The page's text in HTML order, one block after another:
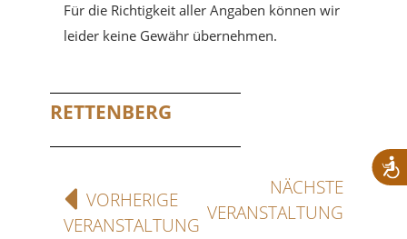
Für die Richtigkeit aller Angaben können wir
leider keine Gewähr übernehmen.
RETTENBERG
VORHERIGE
VERANSTALTUNG
NÄCHSTE
VERANSTALTUNG